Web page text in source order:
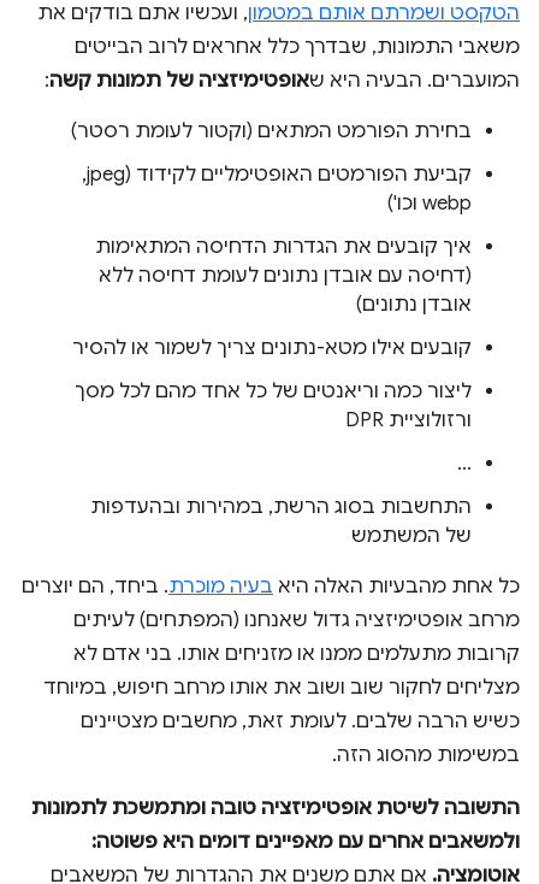
הטקסט ושמרתם אותם במטמון, ועכשיו אתם בודקים את
משאבי התמונות, שבדרך כלל אחראים לרוב הבייטים
המועברים. הבעיה היא שאופטימיזציה של תמונות קשה:
בחירת הפורמט המתאים (וקטור לעומת רסטר)
קביעת הפורמטים האופטימליים לקידוד (jpeg,‏
webp וכו')
איך קובעים את הגדרות הדחיסה המתאימות
(דחיסה עם אובדן נתונים לעומת דחיסה ללא
אובדן נתונים)
קובעים אילו מטא-נתונים צריך לשמור או להסיר
ליצור כמה וריאנטים של כל אחד מהם לכל מסך
ורזולוציית DPR
...
התחשבות בסוג הרשת, במהירות ובהעדפות
של המשתמש
כל אחת מהבעיות האלה היא בעיה מוכרת. ביחד, הם יוצרים
מרחב אופטימיזציה גדול שאנחנו (המפתחים) לעיתים
קרובות מתעלמים ממנו או מזניחים אותו. בני אדם לא
מצליחים לחקור שוב ושוב את אותו מרחב חיפוש, במיוחד
כשיש הרבה שלבים. לעומת זאת, מחשבים מצטיינים
במשימות מהסוג הזה.
התשובה לשיטת אופטימיזציה טובה ומתמשכת לתמונות
ולמשאבים אחרים עם מאפיינים דומים היא פשוטה:
אוטומציה. אם אתם משנים את ההגדרות של המשאבים